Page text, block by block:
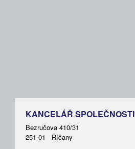
KANCELÁŘ SPOLEČNOSTI
Bezručova 410/31
251 01 Říčany